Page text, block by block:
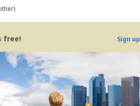
free! Sign up